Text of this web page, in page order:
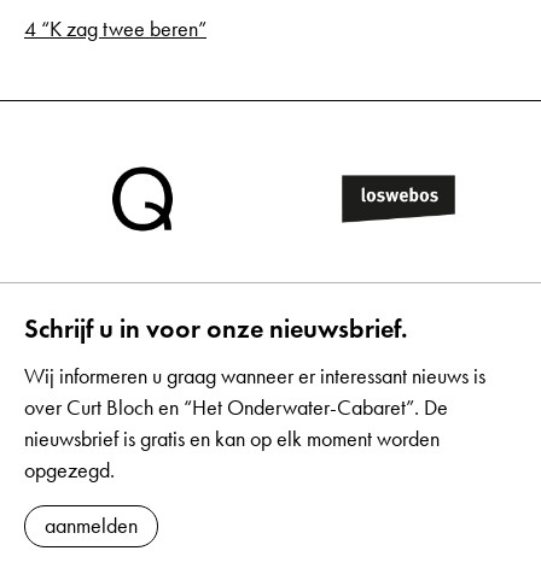
4 “K zag twee beren”
Schrijf u in voor onze nieuwsbrief.
Wij informeren u graag wanneer er interessant nieuws is
over Curt Bloch en “Het Onderwater-Cabaret”. De
nieuwsbrief is gratis en kan op elk moment worden
opgezegd.
aanmelden